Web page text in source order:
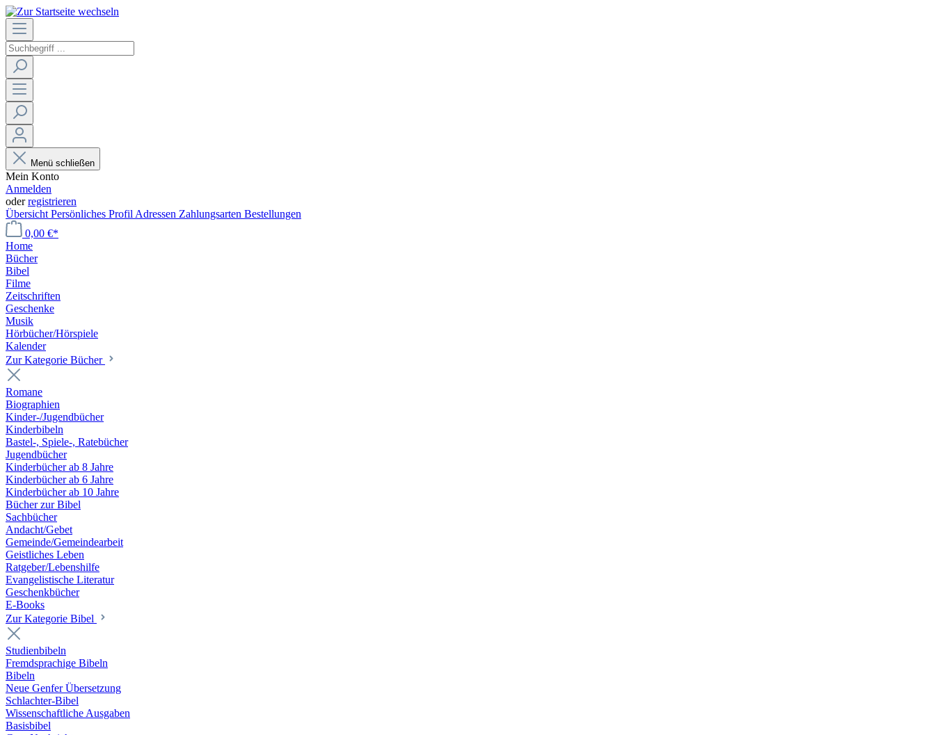
Menü schließen
Mein Konto
Anmelden
oderregistrieren
Übersicht Persönliches Profil Adressen Zahlungsarten Bestellungen
0,00 €*
Home
Bücher
Bibel
Filme
Zeitschriften
Geschenke
Musik
Hörbücher/Hörspiele
Kalender
Zur Kategorie Bücher
Romane
Biographien
Kinder-/Jugendbücher
Kinderbibeln
Bastel-, Spiele-, Ratebücher
Jugendbücher
Kinderbücher ab 8 Jahre
Kinderbücher ab 6 Jahre
Kinderbücher ab 10 Jahre
Bücher zur Bibel
Sachbücher
Andacht/Gebet
Gemeinde/Gemeindearbeit
Geistliches Leben
Ratgeber/Lebenshilfe
Evangelistische Literatur
Geschenkbücher
E-Books
Zur Kategorie Bibel
Studienbibeln
Fremdsprachige Bibeln
Bibeln
Neue Genfer Übersetzung
Schlachter-Bibel
Wissenschaftliche Ausgaben
Basisbibel